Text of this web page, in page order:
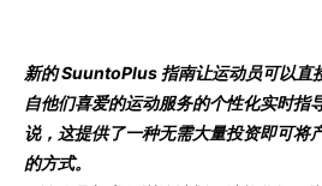
新的 SuuntoPlus 指南让运动员可以直
自他们喜爱的运动服务的个性化实时
说，这提供了一种无需大量投资即可将
的方式。